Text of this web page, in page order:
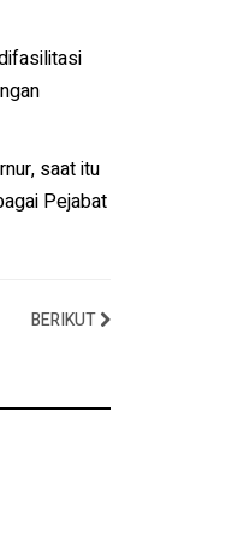
saat itu
Pejabat
BERIKUT